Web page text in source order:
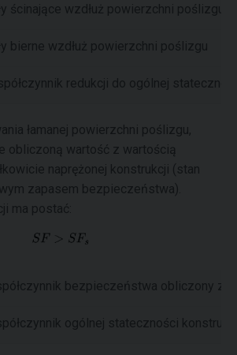
ścinające wzdłuż powierzchni poślizgu
bierne wzdłuż powierzchni poślizgu
redukcji do ogólnej
łamanej powierzchni poślizgu,
obliczoną wartość z wartością
naprężonej konstrukcji (stan
zapasem bezpieczeństwa).
ma postać:
bezpieczeństwa obliczony ze
ogólnej stateczności